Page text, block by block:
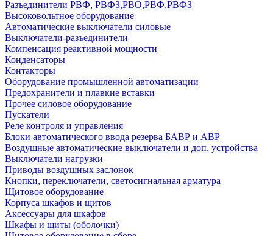
Разъединители РВФ, РВФЗ,РВО,РВФ,РВФЗ
Высоковольтное оборудование
Автоматические выключатели cиловые
Выключатели-разъединители
Компенсация реактивной мощности
Конденсаторы
Контакторы
Оборудование промышленной автоматизации
Предохранители и плавкие вставки
Прочее силовое оборудование
Пускатели
Реле контроля и управления
Блоки автоматического ввода резерва БАВР и АВР
Воздушные автоматические выключатели и доп. устройства
Выключатели нагрузки
Приводы воздушных заслонок
Кнопки, переключатели, светосигнальная арматура
Щитовое оборудование
Корпуса шкафов и щитов
Аксессуары для шкафов
Шкафы и щиты (оболочки)